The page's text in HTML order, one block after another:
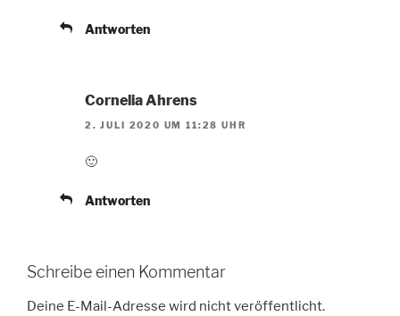
Antworten
Cornelia Ahrens
2. JULI 2020 UM 11:28 UHR
🙂
Antworten
Schreibe einen Kommentar
Deine E-Mail-Adresse wird nicht veröffentlicht.